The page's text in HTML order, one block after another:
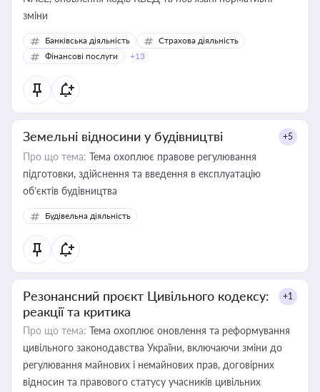
зміни
Банківська діяльність
Страхова діяльність
Фінансові послуги
+13
Земельні відносини у будівництві +5
Про що тема: Тема охоплює правове регулювання
підготовки, здійснення та введення в експлуатацію
об’єктів будівництва
Будівельна діяльність
Резонансний проєкт Цивільного кодексу:
реакції та критика
+1
Про що тема: Тема охоплює оновлення та реформування
цивільного законодавства України, включаючи зміни до
регулювання майнових і немайнових прав, договірних
відносин та правового статусу учасників цивільних